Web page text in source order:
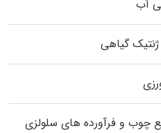
آب
ژنتیک گیاهی
چوب و فرآورده‌ های سلولزی